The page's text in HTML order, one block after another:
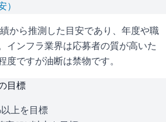
）
から推測した目安であり、年度や職
インフラ業界は応募者の質が高いた
度ですが油断は禁物です。
目標
上を目標